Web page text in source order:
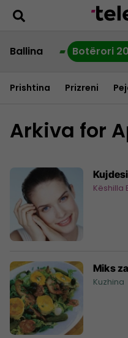
Ballina Botërori
Prishtina Prizreni
Arkiva for
Këshilla
Miks
Kuzhina